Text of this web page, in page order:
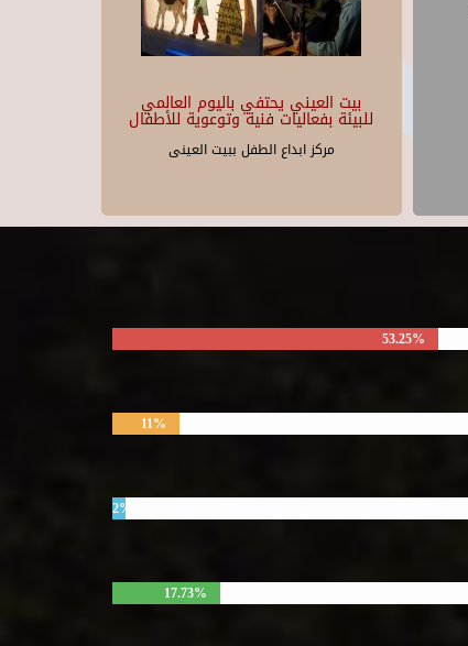
بيت العيني يحتفي باليوم العالمي
للبيئة بفعاليات فنية وتوعوية للأطفال
مركز ابداع الطفل ببيت العينى
53.25%
11%
2%
17.73%